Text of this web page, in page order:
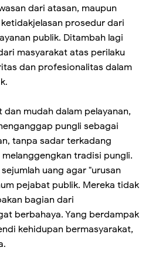
dari atasan, maupun
prosedur dari
publik. Ditambah lagi
masyarakat atas perilaku
dan profesionalitas dalam
mudah dalam pelayanan,
pungli sebagai
tanpa sadar terkadang
tradisi pungli.
uang agar "urusan
pejabat publik. Mereka tidak
bagian dari
berbahaya. Yang berdampak
kehidupan bermasyarakat,